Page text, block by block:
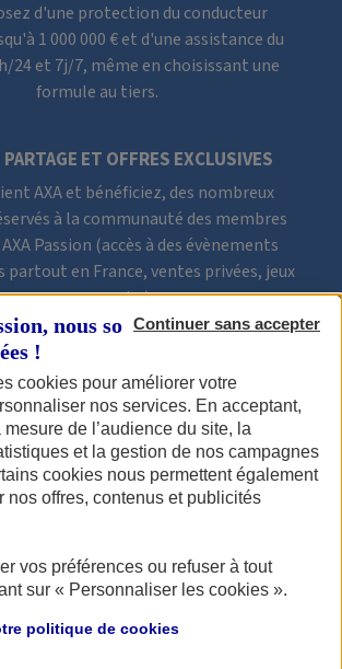
Continuer sans accepter
nous sommes transparents
!
cookies pour améliorer votre
nos services. En acceptant,
de l’audience du site, la
et la gestion de nos campagnes
cookies nous permettent également
nos offres, contenus et publicités
vos préférences ou refuser à tout
sur « Personnaliser les cookies ».
politique de cookies
d'une protection du conducteur
1 000 000 €et d'une assistance du
24 et 7j/7, même en choisissant une
formule au tiers.
ET OFFRES EXCLUSIVES
AXA et bénéficiez, des nombreux
à la communauté des membres
Passion (accès à des évènements
partout en France, ventes privées, jeux
concours, etc.).
et offres spéciales